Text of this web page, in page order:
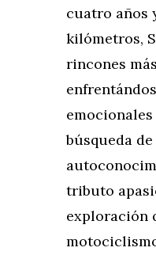
cuatro años
kilómetros,
rincones
búsqueda
tributo
exploración